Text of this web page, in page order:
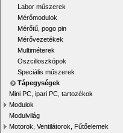
Labor műszerek
Mérőmodulok
Mérőtű, pogo pin
Mérővezetékek
Multiméterek
Oszcilloszkópok
Speciális műszerek
Tápegységek
Mini PC, ipari PC, tartozékok
Modulok
Modulvilág
Motorok, Ventilátorok, Fűtőelemek